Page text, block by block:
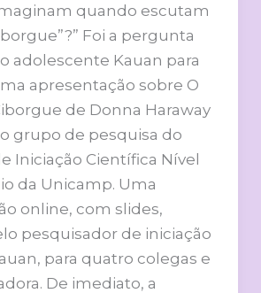
quando escutam
Foi a pergunta
adolescente Kauan para
apresentação sobre O
de Donna Haraway
grupo de pesquisa do
Iniciação Científica Nível
da Unicamp. Uma
online, com slides,
pesquisador de iniciação
para quatro colegas e
De imediato, a